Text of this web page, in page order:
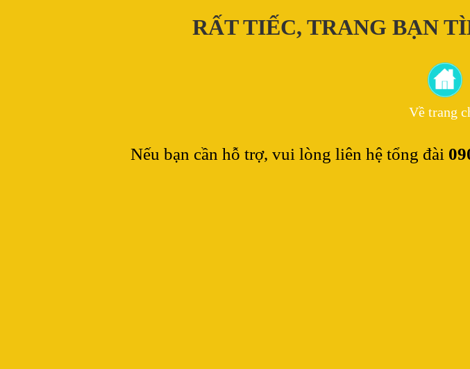
RẤT TIẾC, TRANG BẠN
Về trang
Nếu bạn cần hỗ trợ, vui lòng liên hệ tổng đài